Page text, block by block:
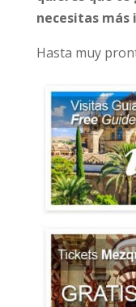
necesitas
Hasta muy